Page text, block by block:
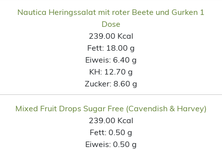
Nautica Heringssalat mit roter Beete und Gurken 1
Dose
239.00 Kcal
Fett: 18.00 g
Eiweis: 6.40 g
KH: 12.70 g
Zucker: 8.60 g
Mixed Fruit Drops Sugar Free (Cavendish & Harvey)
239.00 Kcal
Fett: 0.50 g
Eiweis: 0.50 g